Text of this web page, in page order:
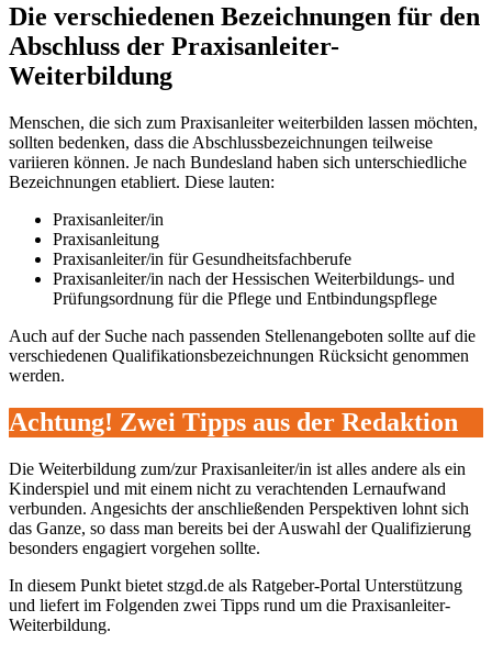
Die verschiedenen Bezeichnungen für den
Abschluss der Praxisanleiter-
Weiterbildung
Menschen, die sich zum Praxisanleiter weiterbilden lassen möchten,
sollten bedenken, dass die Abschlussbezeichnungen teilweise
variieren können. Je nach Bundesland haben sich unterschiedliche
Bezeichnungen etabliert. Diese lauten:
Praxisanleiter/in
Praxisanleitung
Praxisanleiter/in für Gesundheitsfachberufe
Praxisanleiter/in nach der Hessischen Weiterbildungs- und
Prüfungsordnung für die Pflege und Entbindungspflege
Auch auf der Suche nach passenden Stellenangeboten sollte auf die
verschiedenen Qualifikationsbezeichnungen Rücksicht genommen
werden.
Achtung! Zwei Tipps aus der Redaktion
Die Weiterbildung zum/zur Praxisanleiter/in ist alles andere als ein
Kinderspiel und mit einem nicht zu verachtenden Lernaufwand
verbunden. Angesichts der anschließenden Perspektiven lohnt sich
das Ganze, so dass man bereits bei der Auswahl der Qualifizierung
besonders engagiert vorgehen sollte.
In diesem Punkt bietet stzgd.de als Ratgeber-Portal Unterstützung
und liefert im Folgenden zwei Tipps rund um die Praxisanleiter-
Weiterbildung.